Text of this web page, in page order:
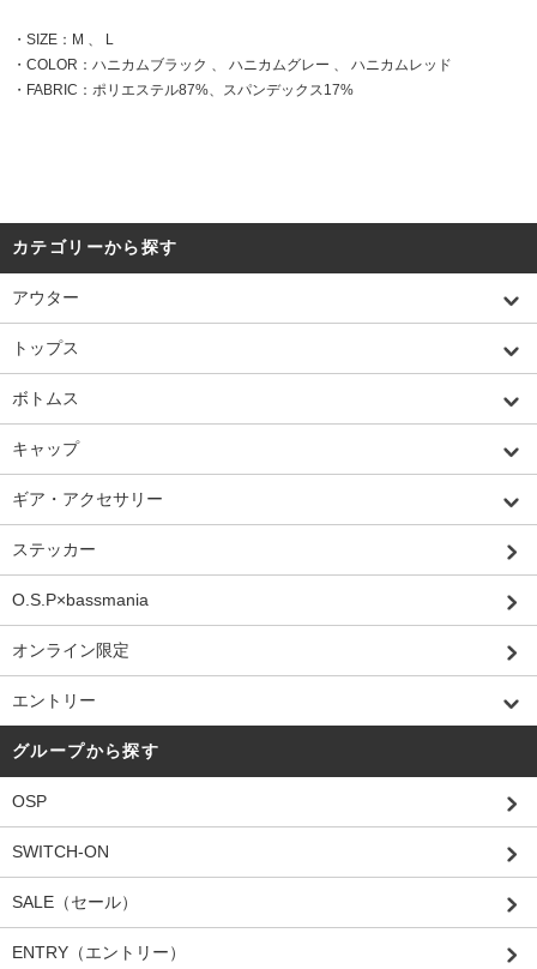
・SIZE：M 、 L
・COLOR：ハニカムブラック 、 ハニカムグレー 、 ハニカムレッド
・FABRIC：ポリエステル87%、スパンデックス17%
カテゴリーから探す
アウター
トップス
ボトムス
キャップ
ギア・アクセサリー
ステッカー
O.S.P×bassmania
オンライン限定
エントリー
グループから探す
OSP
SWITCH-ON
SALE（セール）
ENTRY（エントリー）